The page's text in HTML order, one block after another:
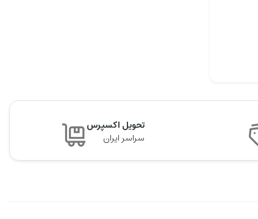
تحویل اکسپرس
سراسر ایران